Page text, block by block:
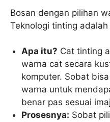
Bosan dengan pilihan
Teknologi tinting
Apa itu? Cat tinting
warna cat secara
komputer. Sobat
warna untuk
benar pas sesuai
Prosesnya: Sobat